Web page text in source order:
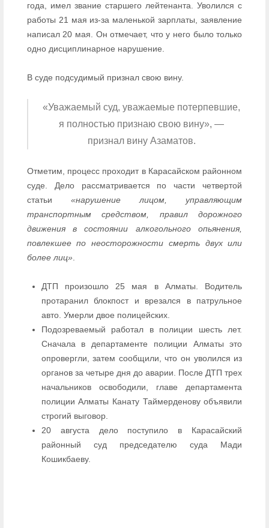
года, имел звание старшего лейтенанта. Уволился с
работы 21 мая из-за маленькой зарплаты, заявление
написал 20 мая. Он отмечает, что у него было только
одно дисциплинарное нарушение.
В суде подсудимый признал свою вину.
«Уважаемый суд, уважаемые потерпевшие,
я полностью признаю свою вину», —
признал вину Азаматов.
Отметим, процесс проходит в Карасайском районном
суде. Дело рассматривается по части четвертой
статьи «нарушение лицом, управляющим
транспортным средством, правил дорожного
движения в состоянии алкогольного опьянения,
повлекшее по неосторожности смерть двух или
более лиц».
ДТП произошло 25 мая в Алматы. Водитель
протаранил блокпост и врезался в патрульное
авто. Умерли двое полицейских.
Подозреваемый работал в полиции шесть лет.
Сначала в департаменте полиции Алматы это
опровергли, затем сообщили, что он уволился из
органов за четыре дня до аварии. После ДТП трех
начальников освободили, главе департамента
полиции Алматы Канату Таймерденову объявили
строгий выговор.
20 августа дело поступило в Карасайский
районный суд председателю суда Мади
Кошикбаеву.